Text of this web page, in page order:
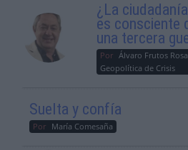
¿La
es consciente
una tercera
Por Álvaro Frutos
Geopolítica de Crisis
Suelta y confía
Por María Comesaña